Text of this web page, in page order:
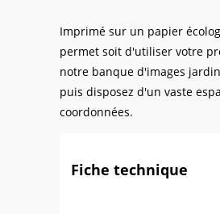
Imprimé sur un papier
permet soit d'utiliser votre
notre banque d'images
puis disposez d'un vaste
coordonnées.
Fiche technique